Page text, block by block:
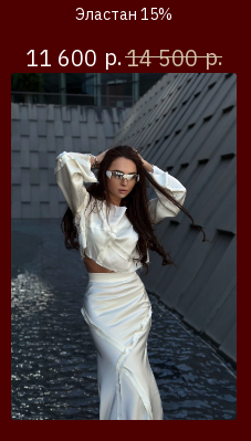
Эластан 15%
11 600 р.14 500 р.